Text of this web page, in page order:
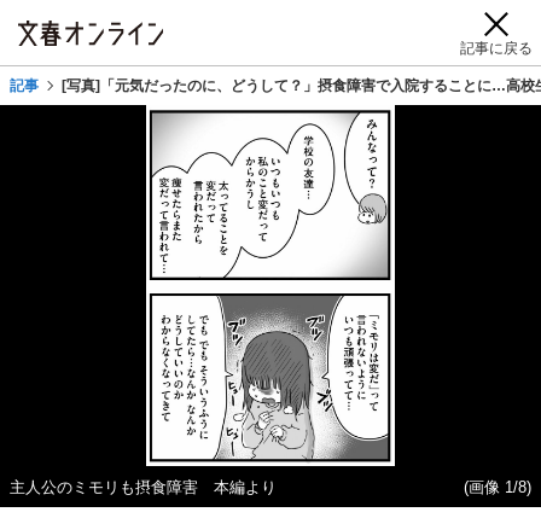
記事に戻る
記事 [写真]「元気だったのに、どうして？」摂食障害で入院することに…高
主人公のミモリも摂食障害 本編より (画像 1/8)